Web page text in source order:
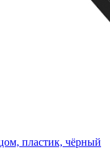
пластик, чёрный